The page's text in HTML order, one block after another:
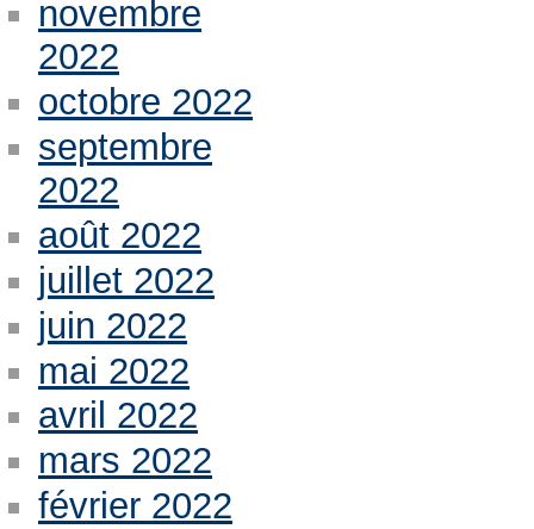
novembre
2022
octobre 2022
septembre
2022
août 2022
juillet 2022
juin 2022
mai 2022
avril 2022
mars 2022
février 2022